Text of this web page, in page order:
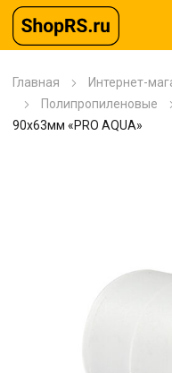
Главная Интернет-
Полипропиленовые
90х63мм «PRO AQUA»